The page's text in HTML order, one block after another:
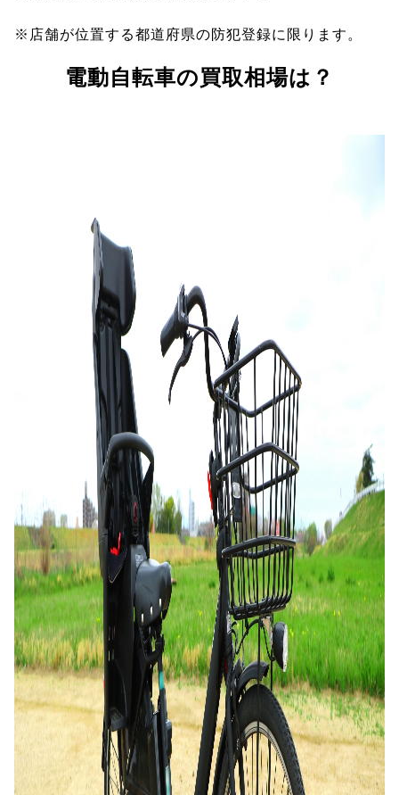
※店舗が位置する都道府県の防犯登録に限ります。
電動自転車の買取相場は？